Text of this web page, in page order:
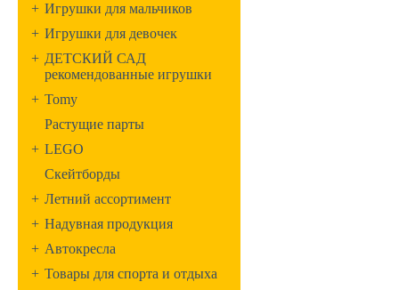
+ Игрушки для мальчиков
+ Игрушки для девочек
+ ДЕТСКИЙ САД
рекомендованные игрушки
+ Tomy
Растущие парты
+ LEGO
Скейтборды
+ Летний ассортимент
+ Надувная продукция
+ Автокресла
+ Товары для спорта и отдыха